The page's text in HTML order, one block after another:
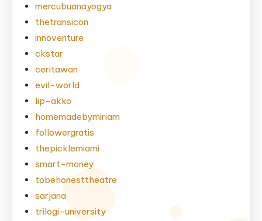
mercubuanayogya
thetransicon
innoventure
ckstar
ceritawan
evil-world
lip-akko
homemadebymiriam
followergratis
thepicklemiami
smart-money
tobehonesttheatre
sarjana
trilogi-university